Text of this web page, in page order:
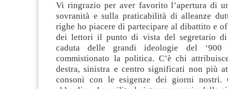
Vi ringrazio per aver favorito l’apertura di
sovranità e sulla praticabilità di alleanze
righe ho piacere di partecipare al dibattito e
dei lettori il punto di vista del segretario di
caduta delle grandi ideologie del ‘900
commistionato la politica. C’è chi
destra, sinistra e centro significati non più
consoni con le esigenze dei giorni